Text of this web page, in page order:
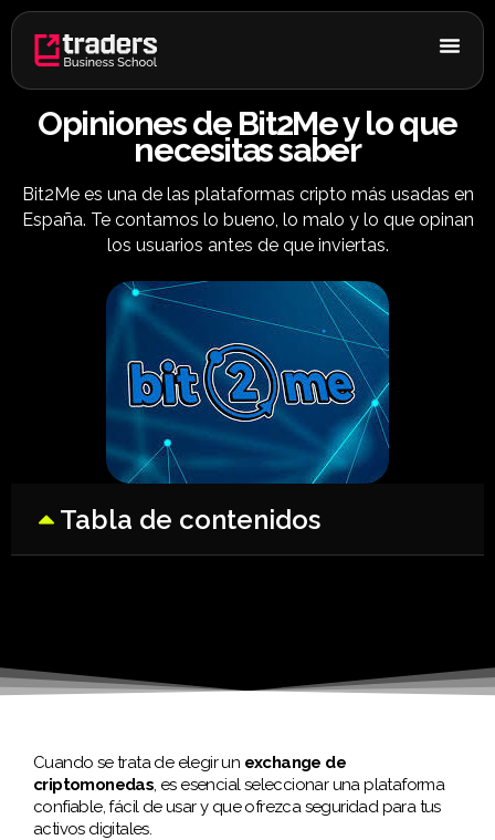
contenido
Opiniones de Bit2Me y lo que
necesitas saber
Bit2Me es una de las plataformas cripto más usadas en
España. Te contamos lo bueno, lo malo y lo que opinan
los usuarios antes de que inviertas.
Tabla de contenidos
Cuando se trata de elegir un exchange de
criptomonedas , es esencial seleccionar una plataforma
confiable, fácil de usar y que ofrezca seguridad para tus
activos digitales.